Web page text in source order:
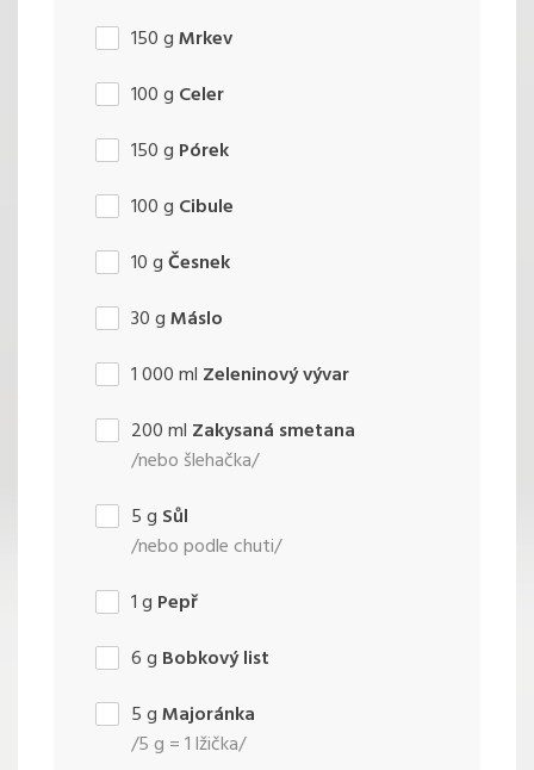
150gMrkev
100g Celer
150g Pórek
100g Cibule
10gČesnek
30gMáslo
1 000ml Zeleninový vývar
200ml Zakysaná smetana
/nebo šlehačka/
5g Sůl
/nebo podle chuti/
1g Pepř
6g Bobkový list
5gMajoránka
/5 g = 1 lžička/